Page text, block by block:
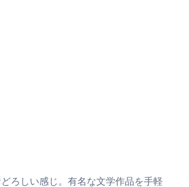
ろしい感じ。有名な文学作品を手軽